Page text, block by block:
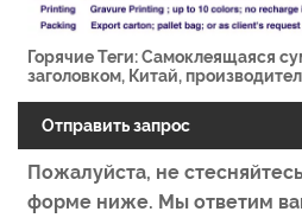
Горячие Теги: Самоклеящаяся
заголовком, Китай,
Отправить запрос
Пожалуйста, не
форме ниже. Мы ответим